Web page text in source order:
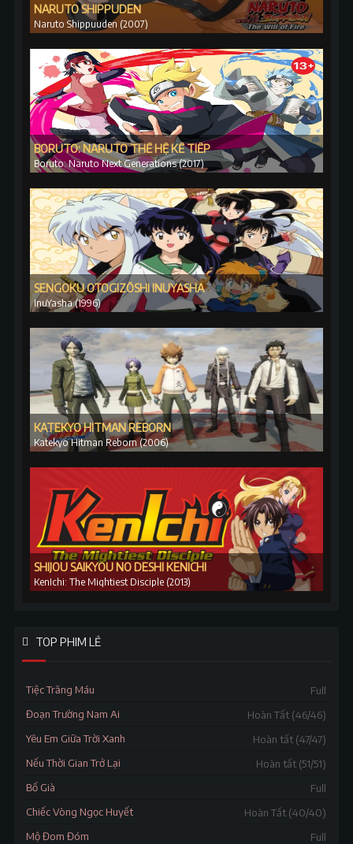
NARUTO SHIPPUDEN
Naruto Shippuuden (2007)
BORUTO: NARUTO THẾ HỆ KẾ TIẾP
Boruto: Naruto Next Generations (2017)
SENGOKU OTOGIZŌSHI INUYASHA
InuYasha (1996)
KATEKYO HITMAN REBORN
Katekyo Hitman Reborn (2006)
SHIJOU SAIKYOU NO DESHI KENICHI
KenIchi: The Mightiest Disciple (2013)
TOP PHIM LẺ
Tiệc Trăng Máu
Full
Đoạn Trường Nam Ai
Hoàn Tất (46/46)
Yêu Em Giữa Trời Xanh
Hoàn tất (47/47)
Nếu Thời Gian Trở Lại
Hoàn tất (51/51)
Bố Già
Full
Chiếc Vòng Ngọc Huyết
Hoàn Tất (40/40)
Mộ Đom Đóm
Full